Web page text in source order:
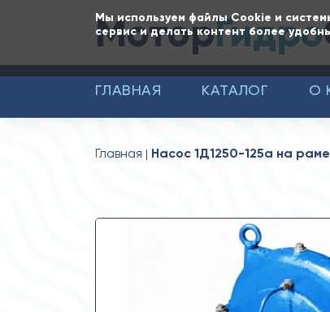
Мы используем файлы Cookie и
сервис и делать контент более
МоторГидро
ГЛАВНАЯ КАТАЛОГ О
Главная Насос 1Д1250-125а на